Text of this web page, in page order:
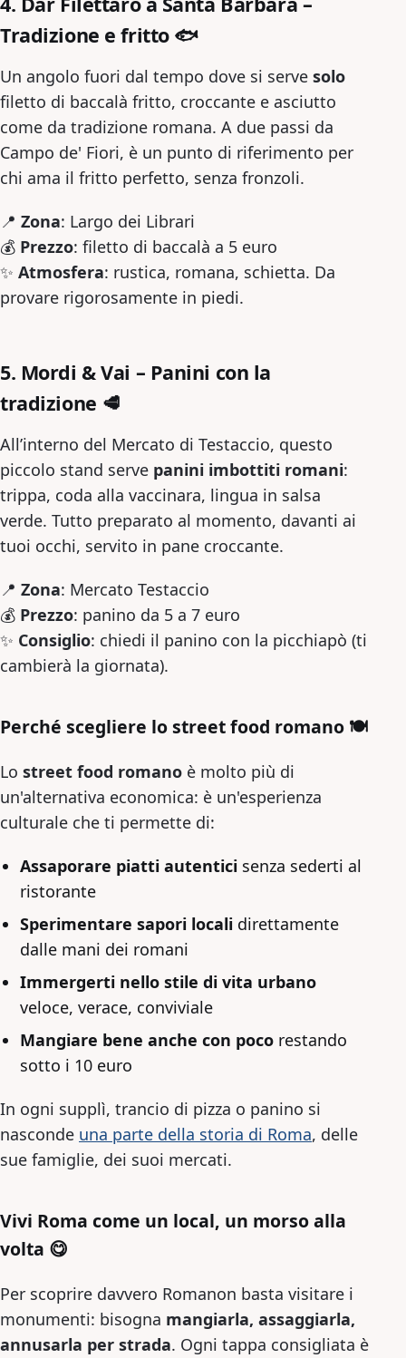
Tradizione e fritto 🐟
Un angolo fuori dal tempo dove si serve solo
filetto di baccalà fritto, croccante e asciutto
come da tradizione romana. A due passi da
Campo de' Fiori, è un punto di riferimento per
chi ama il fritto perfetto, senza fronzoli.
📍 Zona: Largo dei Librari
💰 Prezzo: filetto di baccalà a 5 euro
✨ Atmosfera: rustica, romana, schietta. Da
provare rigorosamente in piedi.
5. Mordi & Vai – Panini con la
tradizione 🥩
All’interno del Mercato di Testaccio, questo
piccolo stand serve panini imbottiti romani:
trippa, coda alla vaccinara, lingua in salsa
verde. Tutto preparato al momento, davanti ai
tuoi occhi, servito in pane croccante.
📍 Zona: Mercato Testaccio
💰 Prezzo: panino da 5 a 7 euro
✨ Consiglio: chiedi il panino con la picchiapò (ti
cambierà la giornata).
Perché scegliere lo street food romano 🍽️
Lo street food romano è molto più di
un'alternativa economica: è un'esperienza
culturale che ti permette di:
Assaporare piatti autentici senza sederti al
ristorante
Sperimentare sapori locali direttamente
dalle mani dei romani
Immergerti nello stile di vita urbano
veloce, verace, conviviale
Mangiare bene anche con poco restando
sotto i 10 euro
In ogni supplì, trancio di pizza o panino si
nasconde una parte della storia di Roma, delle
sue famiglie, dei suoi mercati.
Vivi Roma come un local, un morso alla
volta 😋
Per scoprire davvero Romanon basta visitare i
monumenti: bisogna mangiarla, assaggiarla,
annusarla per strada. Ogni tappa consigliata è